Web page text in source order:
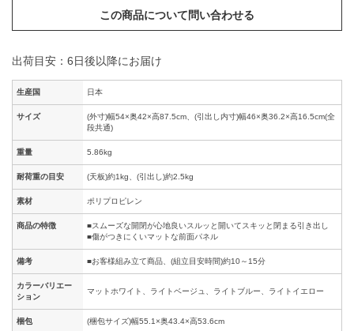
この商品について問い合わせる
出荷目安：6日後以降にお届け
生産国 日本
サイズ
(外寸)幅54×奥42×高87.5cm、(引出し内寸)幅46×奥36.2×高16.5cm(全
段共通)
重量 5.86kg
耐荷重の目安 (天板)約1kg、(引出し)約2.5kg
素材 ポリプロピレン
商品の特徴
■スムーズな開閉が心地良いスルッと開いてスキッと閉まる引き出し
■傷がつきにくいマットな前面パネル
備考 ■お客様組み立て商品、(組立目安時間)約10～15分
カラーバリエー
ション
マットホワイト、ライトベージュ、ライトブルー、ライトイエロー
梱包 (梱包サイズ)幅55.1×奥43.4×高53.6cm